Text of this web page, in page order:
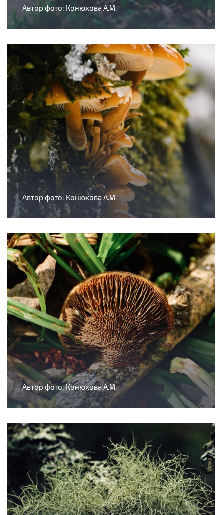
Автор фото: Конюхова А.М.
Автор фото: Конюхова А.М.
Автор фото: Конюхова А.М.